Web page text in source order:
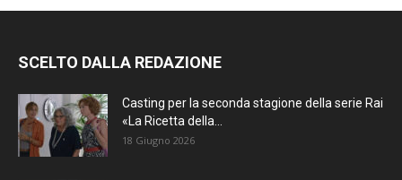
SCELTO DALLA REDAZIONE
Casting per la seconda stagione della serie Rai
«La Ricetta della...
18 Giugno 2026